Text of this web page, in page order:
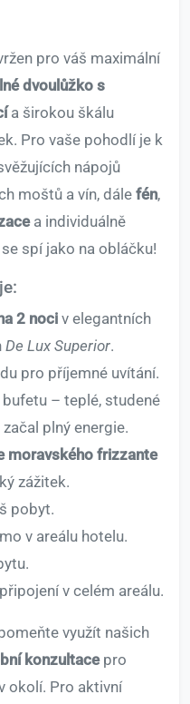
pro váš maximální
dvoulůžko s
a širokou škálu
Pro vaše pohodlí je k
nápojů
moštů a vín, dále fén,
a individuálně
spí jako na obláčku!
2 noci v elegantních
De Lux Superior.
pro příjemné uvítání.
– teplé, studené
plný energie.
moravského frizzante
zážitek.
pobyt.
v areálu hotelu.
připojení v celém areálu.
využít našich
konzultacepro
okolí. Pro aktivní